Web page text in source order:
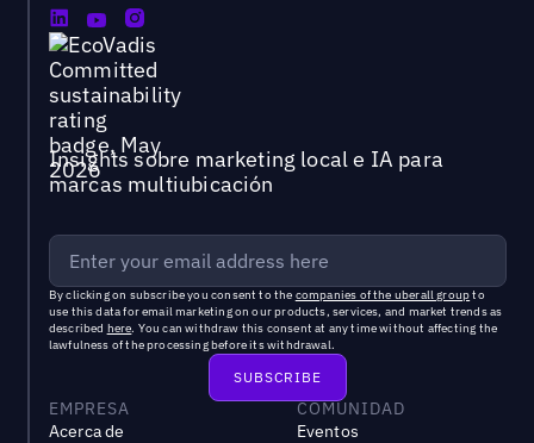
Insights sobre marketing local e IA para
marcas multiubicación
By clicking on subscribe you consent to the companies of the uberall groupto
use this data for email marketing on our products, services, and market trends as
described here. You can withdraw this consent at any time without affecting the
lawfulness of the processing before its withdrawal.
EMPRESA
Acerca de
COMUNIDAD
Eventos